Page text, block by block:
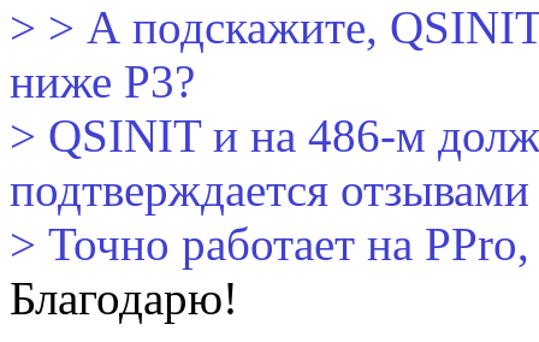
> > А подскажите,
ниже P3?
> QSINIT и на 486-м
подтверждается
> Точно работает на
Благодарю!